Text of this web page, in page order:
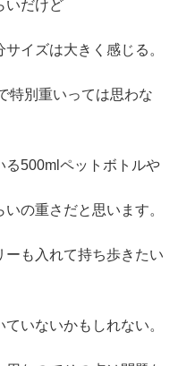
いだけど
イズは大きく感じる。
特別重いっては思わな
る500mlペットボトルや
の重さだと思います。
も入れて持ち歩きたい
いないかもしれない。